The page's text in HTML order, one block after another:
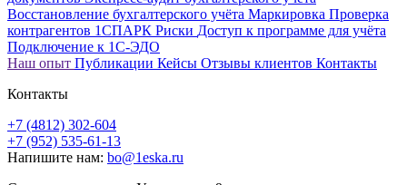
Восстановление бухгалтерского учёта Маркировка Проверка
контрагентов 1СПАРК Риски Доступ к программе для учёта
Подключение к 1С-ЭДО
Наш опыт Публикации Кейсы Отзывы клиентов Контакты
Контакты
+7 (4812) 302-604
+7 (952) 535-61-13
Напишите нам: bo@1eska.ru